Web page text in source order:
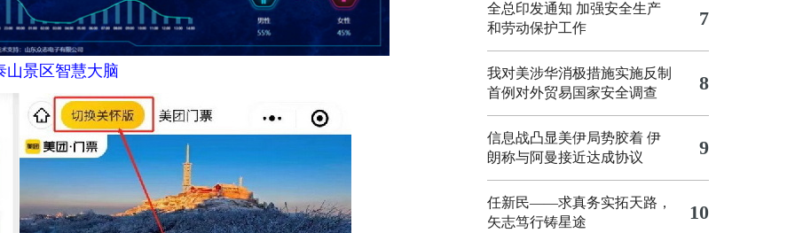
山景区智慧大脑
全总印发通知 加强安全生产
和劳动保护工作
7
我对美涉华消极措施实施反制
首例对外贸易国家安全调查
8
信息战凸显美伊局势胶着 伊
朗称与阿曼接近达成协议
9
任新民——求真务实拓天路，
矢志笃行铸星途
10